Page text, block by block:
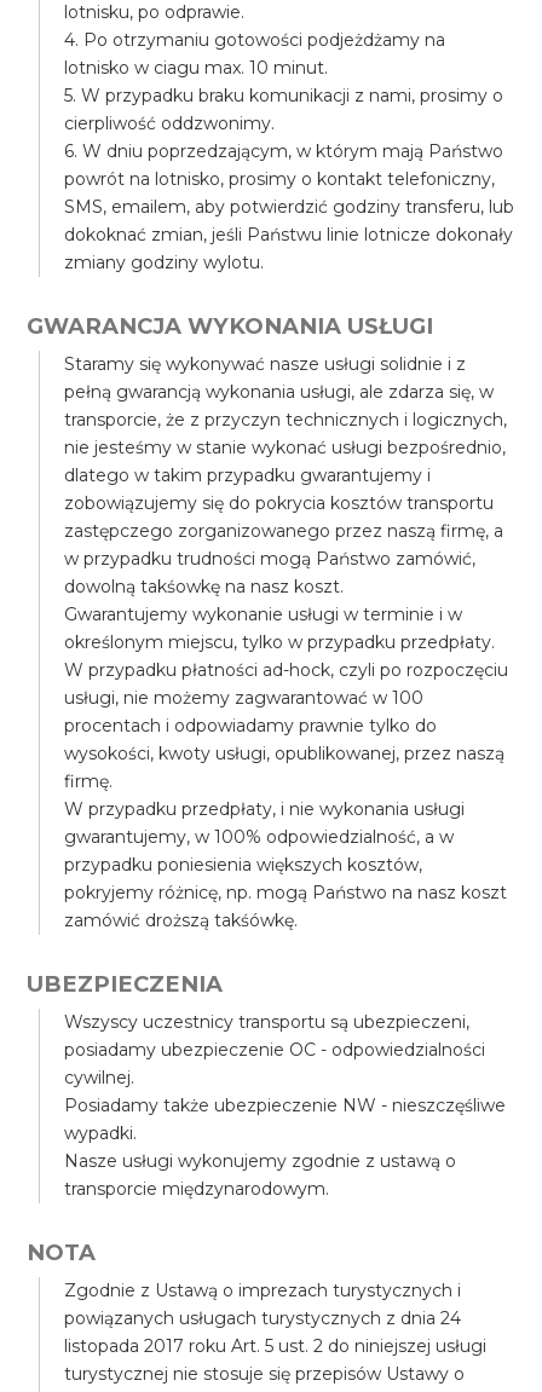
lotnisku, po odprawie.
4. Po otrzymaniu gotowości podjeżdżamy na
lotnisko w ciagu max. 10 minut.
5. W przypadku braku komunikacji z nami, prosimy o
cierpliwość oddzwonimy.
6. W dniu poprzedzającym, w którym mają Państwo
powrót na lotnisko, prosimy o kontakt telefoniczny,
SMS, emailem, aby potwierdzić godziny transferu, lub
dokoknać zmian, jeśli Państwu linie lotnicze dokonały
zmiany godziny wylotu.
GWARANCJA WYKONANIA USŁUGI
Staramy się wykonywać nasze usługi solidnie i z
pełną gwarancją wykonania usługi, ale zdarza się, w
transporcie, że z przyczyn technicznych i logicznych,
nie jesteśmy w stanie wykonać usługi bezpośrednio,
dlatego w takim przypadku gwarantujemy i
zobowiązujemy się do pokrycia kosztów transportu
zastępczego zorganizowanego przez naszą firmę, a
w przypadku trudności mogą Państwo zamówić,
dowolną takśowkę na nasz koszt.
Gwarantujemy wykonanie usługi w terminie i w
określonym miejscu, tylko w przypadku przedpłaty.
W przypadku płatności ad-hock, czyli po rozpoczęciu
usługi, nie możemy zagwarantować w 100
procentach i odpowiadamy prawnie tylko do
wysokości, kwoty usługi, opublikowanej, przez naszą
firmę.
W przypadku przedpłaty, i nie wykonania usługi
gwarantujemy, w 100% odpowiedzialność, a w
przypadku poniesienia większych kosztów,
pokryjemy różnicę, np. mogą Państwo na nasz koszt
zamówić droższą takśówkę.
UBEZPIECZENIA
Wszyscy uczestnicy transportu są ubezpieczeni,
posiadamy ubezpieczenie OC - odpowiedzialności
cywilnej.
Posiadamy także ubezpieczenie NW - nieszczęśliwe
wypadki.
Nasze usługi wykonujemy zgodnie z ustawą o
transporcie międzynarodowym.
NOTA
Zgodnie z Ustawą o imprezach turystycznych i
powiązanych usługach turystycznych z dnia 24
listopada 2017 roku Art. 5 ust. 2 do niniejszej usługi
turystycznej nie stosuje się przepisów Ustawy o